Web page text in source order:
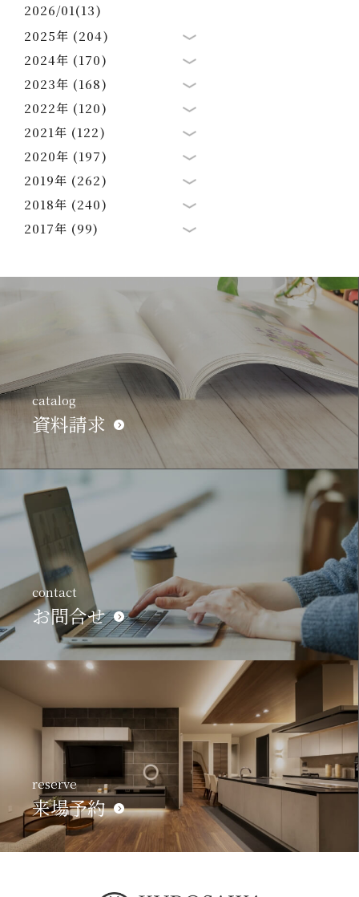
2026/01(13)
2025年 (204)
2024年 (170)
2023年 (168)
2022年 (120)
2021年 (122)
2020年 (197)
2019年 (262)
2018年 (240)
2017年 (99)
catalog
資料請求
contact
お問合せ
reserve
来場予約